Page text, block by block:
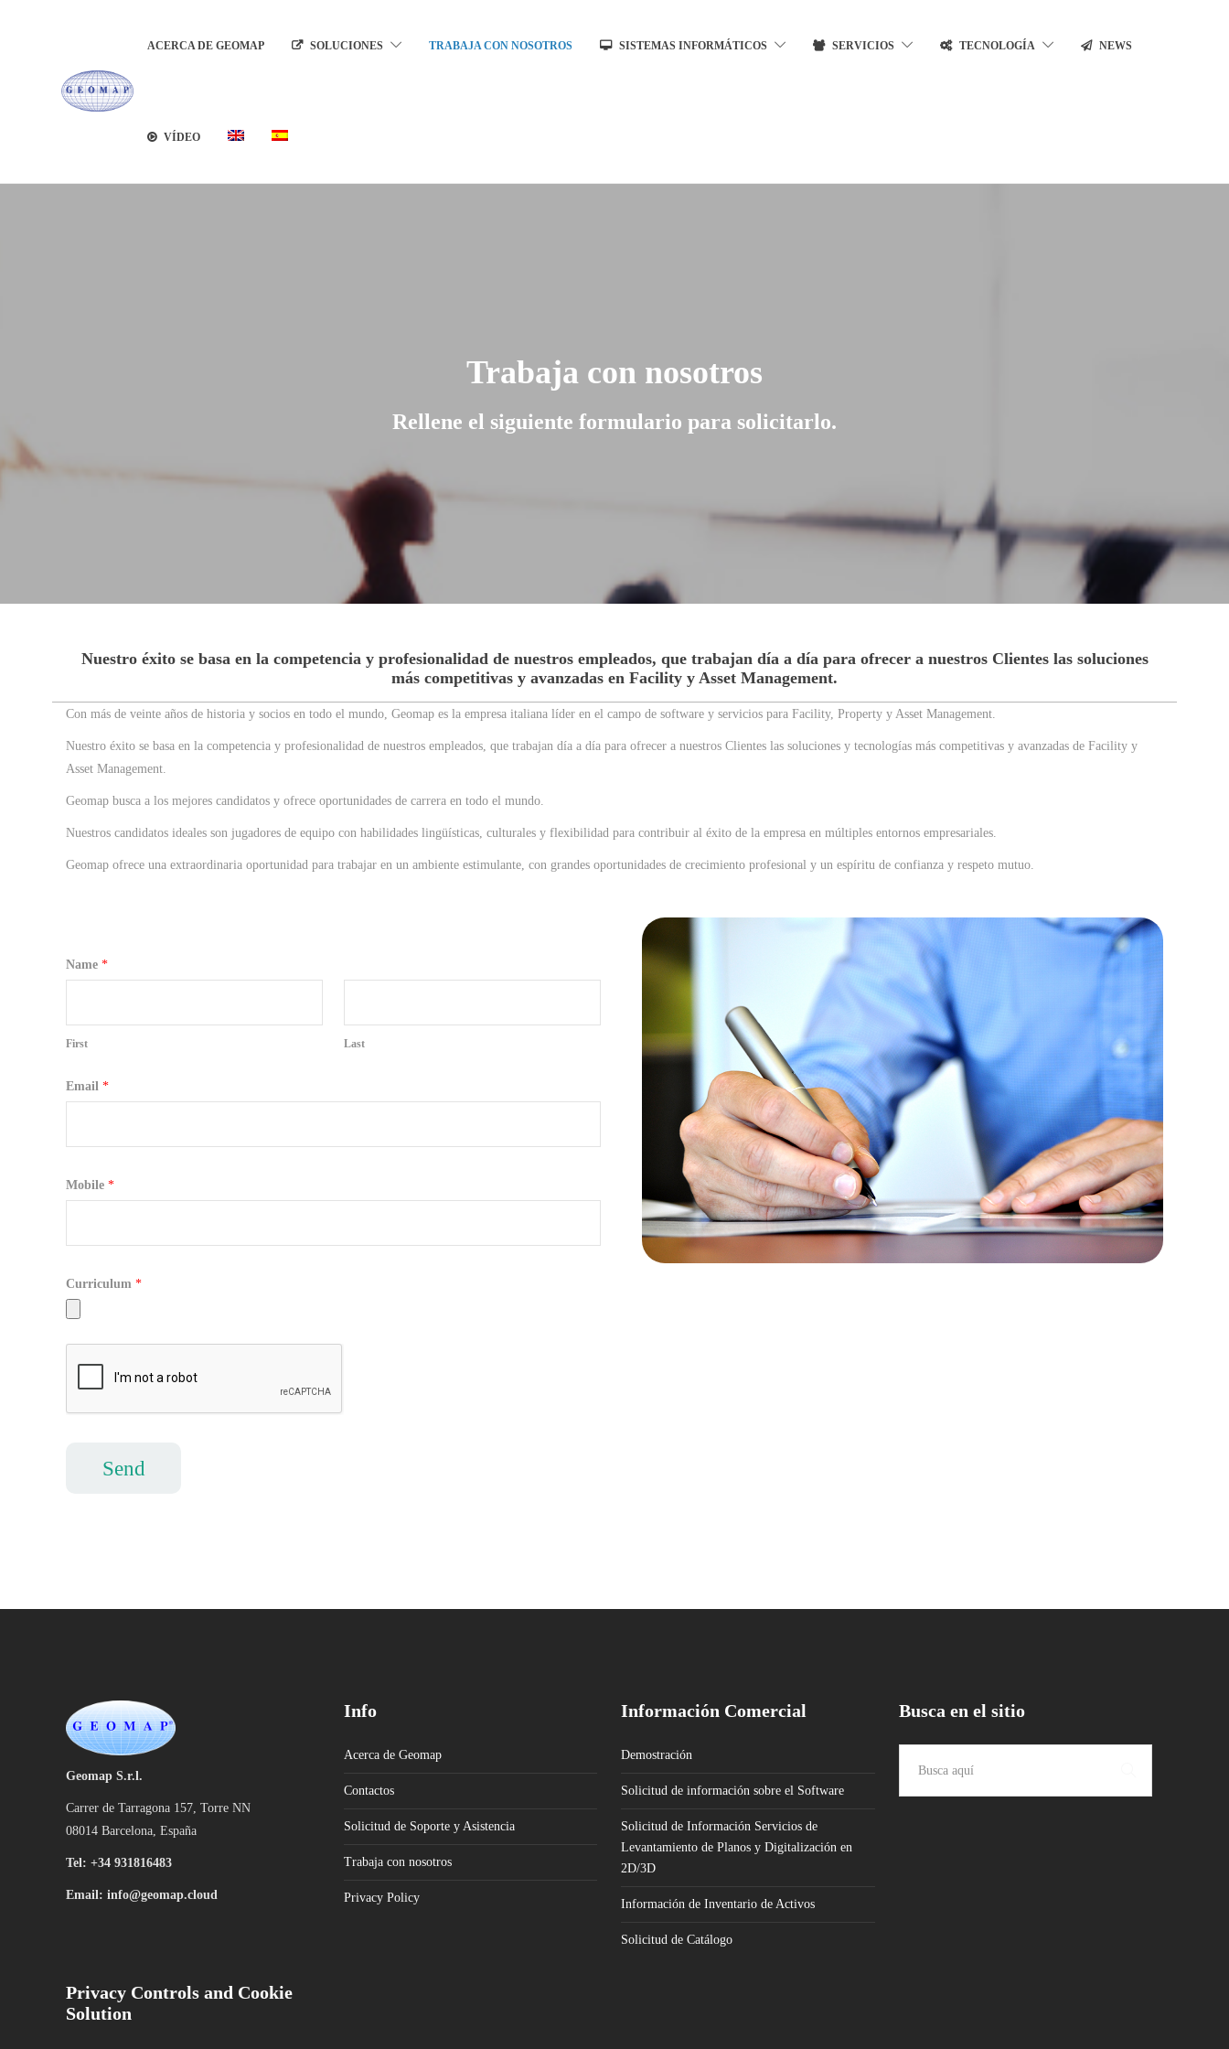
ACERCA DE GEOMAP SOLUCIONES TRABAJA CON NOSOTROS SISTEMAS INFORMÁTICOS SERVICIOS TECNOLOGÍA NEWS
VÍDEO
Trabaja con nosotros
Rellene el siguiente formulario para solicitarlo.
Nuestro éxito se basa en la competencia y profesionalidad de nuestros empleados, que trabajan día a día para ofrecer a nuestros Clientes las soluciones
más competitivas y avanzadas en Facility y Asset Management.
Con más de veinte años de historia y socios en todo el mundo, Geomap es la empresa italiana líder en el campo de software y servicios para Facility, Property y Asset Management.
Nuestro éxito se basa en la competencia y profesionalidad de nuestros empleados, que trabajan día a día para ofrecer a nuestros Clientes las soluciones y tecnologías más competitivas y avanzadas de Facility y
Asset Management.
Geomap busca a los mejores candidatos y ofrece oportunidades de carrera en todo el mundo.
Nuestros candidatos ideales son jugadores de equipo con habilidades lingüísticas, culturales y flexibilidad para contribuir al éxito de la empresa en múltiples entornos empresariales.
Geomap ofrece una extraordinaria oportunidad para trabajar en un ambiente estimulante, con grandes oportunidades de crecimiento profesional y un espíritu de confianza y respeto mutuo.
Name *
First Last
Email *
Mobile *
Curriculum *
Send
Geomap S.r.l.
Carrer de Tarragona 157, Torre NN
08014 Barcelona, España
Tel: +34 931816483
Email: info@geomap.cloud
Info
Acerca de Geomap
Contactos
Solicitud de Soporte y Asistencia
Trabaja con nosotros
Privacy Policy
Información Comercial
Demostración
Solicitud de información sobre el Software
Solicitud de Información Servicios de
Levantamiento de Planos y Digitalización en
2D/3D
Información de Inventario de Activos
Solicitud de Catálogo
Busca en el sitio
Privacy Controls and Cookie
Solution